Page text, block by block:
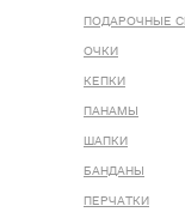
ПОДАРОЧНЫЕ
ОЧКИ
КЕПКИ
ПАНАМЫ
ШАПКИ
БАНДАНЫ
ПЕРЧАТКИ